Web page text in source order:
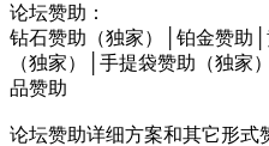
论坛赞助：
钻石赞助（独家）│铂金赞助
（独家）│手提袋赞助（独家
品赞助
论坛赞助详细方案和其它形式